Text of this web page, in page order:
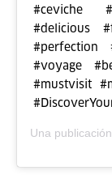
#ceviche
#delicious
#perfection
#voyage
#mustvisit
Una